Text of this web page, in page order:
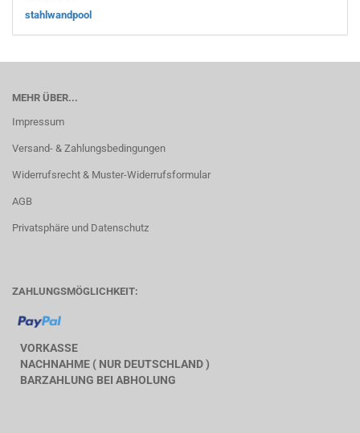
stahlwandpool
MEHR ÜBER...
Impressum
Versand- & Zahlungsbedingungen
Widerrufsrecht & Muster-Widerrufsformular
AGB
Privatsphäre und Datenschutz
ZAHLUNGSMÖGLICHKEIT:
VORKASSE
NACHNAHME ( NUR DEUTSCHLAND )
BARZAHLUNG BEI ABHOLUNG